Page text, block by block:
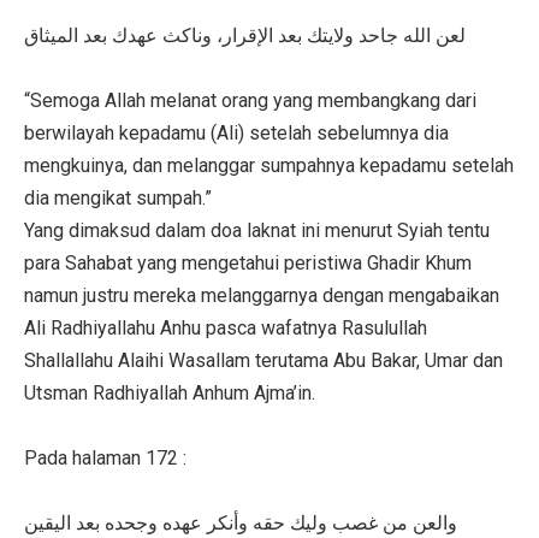
لعن الله جاحد ولايتك بعد الإقرار، وناكث عهدك بعد الميثاق
“Semoga Allah melanat orang yang membangkang dari
berwilayah kepadamu (Ali) setelah sebelumnya dia
mengkuinya, dan melanggar sumpahnya kepadamu setelah
dia mengikat sumpah.”
Yang dimaksud dalam doa laknat ini menurut Syiah tentu
para Sahabat yang mengetahui peristiwa Ghadir Khum
namun justru mereka melanggarnya dengan mengabaikan
Ali Radhiyallahu Anhu pasca wafatnya Rasulullah
Shallallahu Alaihi Wasallam terutama Abu Bakar, Umar dan
Utsman Radhiyallah Anhum Ajma’in.
Pada halaman 172 :
والعن من غصب وليك حقه وأنكر عهده وجحده بعد اليقين